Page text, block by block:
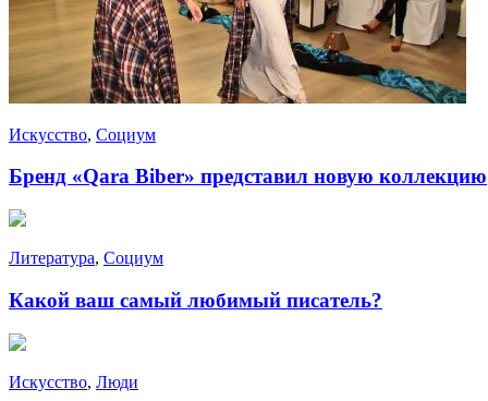
Искусство, Социум
Бренд «Qara Biber» представил новую коллекцию
Литература, Социум
Какой ваш самый любимый писатель?
Искусство, Люди